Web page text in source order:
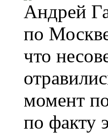
Андрей
по
что
момент
по факту